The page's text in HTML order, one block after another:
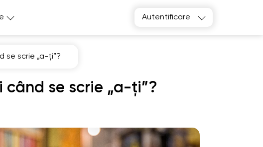
Autentificare
se scrie „a-ți”?
când se scrie „a-ți”?